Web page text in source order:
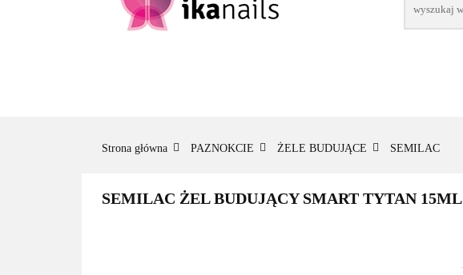
Strona główna PAZNOKCIE ŻELE BUDUJĄCE SEMILAC
SEMILAC ŻEL BUDUJĄCY SMART TYTAN 15ML